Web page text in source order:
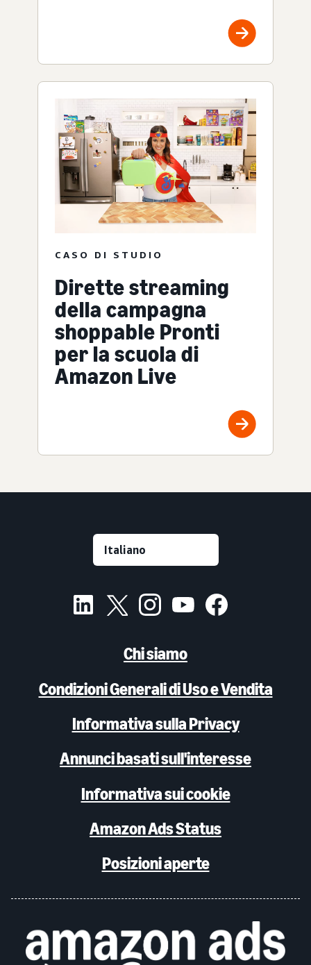
CASO DI STUDIO
Dirette streaming
della campagna
shoppable Pronti
per la scuola di
Amazon Live
Chi siamo
Condizioni Generali di Uso e Vendita
Informativa sulla Privacy
Annunci basati sull'interesse
Informativa sui cookie
Amazon Ads Status
Posizioni aperte